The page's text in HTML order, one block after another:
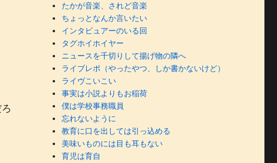
たかが音楽、されど音楽
ちょっとなんか言いたい
インタビュアーのいる回
タグホイホイヤー
ニュースを千切りして揚げ物の隣へ
ライブレポ（やったやつ、しか書かないけど）
ライヴこいこい
事実は小説よりもお稲荷
僕は学校事務職員
忘れないように
教育に口を出しては引っ込める
美味いものには目も耳もない
育児は育自